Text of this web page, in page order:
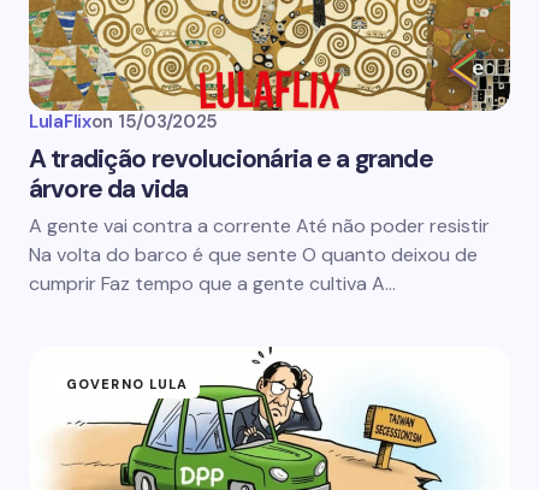
LulaFlixon 15/03/2025
A tradição revolucionária e a grande
árvore da vida
A gente vai contra a corrente Até não poder resistir
Na volta do barco é que sente O quanto deixou de
cumprir Faz tempo que a gente cultiva A…
GOVERNO LULA